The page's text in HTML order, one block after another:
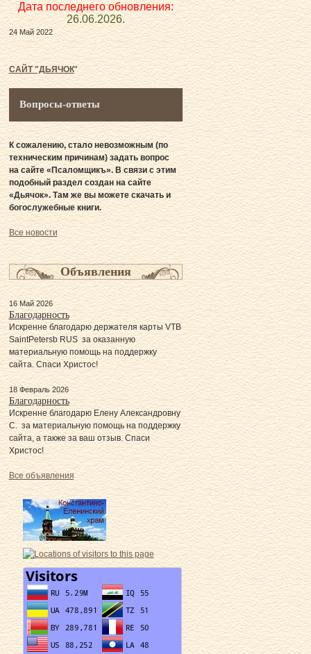
Дата последнего обновления:
26.06.2026.
24 Май 2022
САЙТ "ДЬЯЧОК"
Вопросы-ответы
К сожалению, стало невозможным (по
техническим причинам) задать вопрос
на сайте «Псаломщикъ». В связи с этим
подобный раздел создан на сайте
«Дьячок». Там же вы можете скачать и
богослужебные книги.
Все новости
Объявления
16 Май 2026
Благодарность
Искренне благодарю держателя карты VTB
SaintPetersb RUS за оказанную
материальную помощь на поддержку
сайта. Спаси Христос!
18 Февраль 2026
Благодарность
Искренне благодарю Елену Александровну
С. за материальную помощь на поддержку
сайта, а также за ваш отзыв. Спаси
Христос!
Все объявления